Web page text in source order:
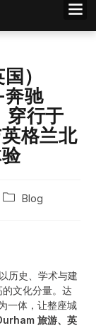
）
驰
穿行于
格兰北
Blog
历史、学术与建
文化分量。达
一体，让整座城
旅游、英